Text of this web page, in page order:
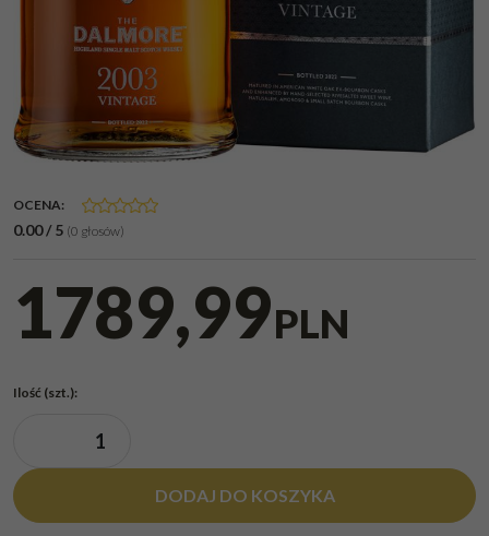
OCENA:
0.00/5 (0 głosów)
1789,99PLN
Ilość (szt.):
DODAJ DO KOSZYKA